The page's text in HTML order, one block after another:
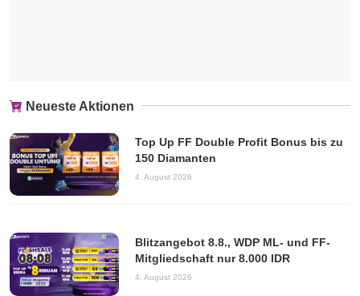
Neueste Aktionen
Top Up FF Double Profit Bonus bis zu
150 Diamanten
4. August 2026
Blitzangebot 8.8., WDP ML- und FF-
Mitgliedschaft nur 8.000 IDR
4. August 2026